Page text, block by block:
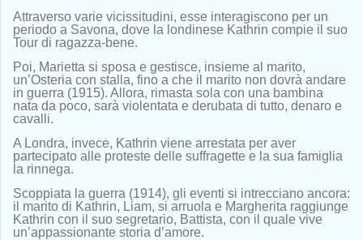
Attraverso varie vicissitudini, esse interagiscono per un
periodo a Savona, dove la londinese Kathrin compie il suo
Tour di ragazza-bene.
Poi, Marietta si sposa e gestisce, insieme al marito,
un’Osteria con stalla, fino a che il marito non dovrà andare
in guerra (1915). Allora, rimasta sola con una bambina
nata da poco, sarà violentata e derubata di tutto, denaro e
cavalli.
A Londra, invece, Kathrin viene arrestata per aver
partecipato alle proteste delle suffragette e la sua famiglia
la rinnega.
Scoppiata la guerra (1914), gli eventi si intrecciano ancora:
il marito di Kathrin, Liam, si arruola e Margherita raggiunge
Kathrin con il suo segretario, Battista, con il quale vive
un’appassionante storia d’amore.